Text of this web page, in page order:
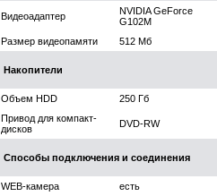
Видеоадаптер
NVIDIA GeForce
G102M
Размер видеопамяти
512 Мб
Накопители
Объем HDD
250 Гб
Привод для компакт-
дисков
DVD-RW
Способы подключения и соединения
WEB-камера
есть